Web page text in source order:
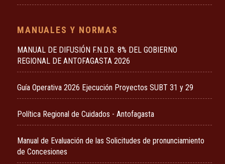
MANUALES Y NORMAS
MANUAL DE DIFUSIÓN F.N.D.R. 8% DEL GOBIERNO
REGIONAL DE ANTOFAGASTA 2026
Guía Operativa 2026 Ejecución Proyectos SUBT 31 y 29
Política Regional de Cuidados - Antofagasta
Manual de Evaluación de las Solicitudes de pronunciamiento
de Concesiones